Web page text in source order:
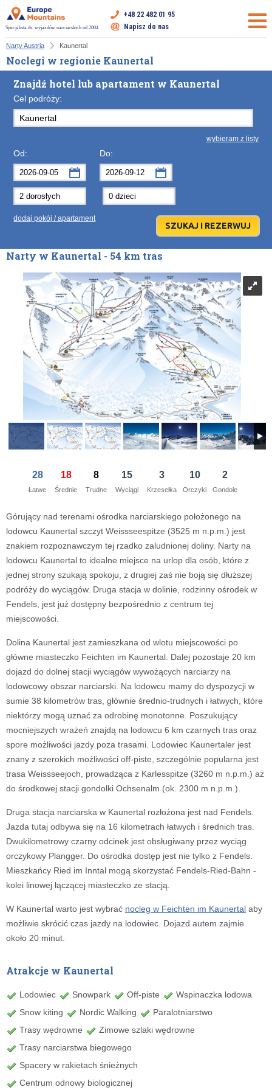
Specjalista ds. wyjazdów narciarskich od 2004
+48 22 482 01 95
Napisz do nas
Narty Austria Kaunertal
Noclegi w regionie Kaunertal
Znajdź hotel lub apartament w Kaunertal
Cel podróży:
wybieram z listy
Od:
wrzesień 2026
Po Wt Śr Cz
31 1 4 5 6
11 12 13
14 15 16 17
21 22 23 24 25 26 27
28 29 30 1 2 3
5 6 7 8 9 10
dziś wyczyść
Do:
Po Wt
1 2 3
8 9 10
14 15
21 22 23 24
28 29 30 1
5 6 7 8
dziś wyczyść
dodaj pokój / apartament
Narty w Kaunertal - 54 km tras
28
Łatwe
18
Średnie
8
Trudne
15
Wyciągi
3
Krzesełka
10
Orczyki
2
Gondole
Górujący nad terenami ośrodka narciarskiego położonego na
lodowcu Kaunertal szczyt Weissseespitze (3525 m n.p.m.) jest
znakiem rozpoznawczym tej rzadko zaludnionej doliny. Narty na
lodowcu Kaunertal to idealne miejsce na urlop dla osób, które z
jednej strony szukają spokoju, z drugiej zaś nie boją się dłuższej
podróży do wyciągów. Druga stacja w dolinie, rodzinny ośrodek w
Fendels, jest już dostępny bezpośrednio z centrum tej
miejscowości.
Dolina Kaunertal jest zamieszkana od wlotu miejscowości po
główne miasteczko Feichten im Kaunertal. Dalej pozostaje 20 km
dojazd do dolnej stacji wyciągów wywożących narciarzy na
lodowcowy obszar narciarski. Na lodowcu mamy do dyspozycji w
sumie 38 kilometrów tras, głównie średnio-trudnych i łatwych, które
niektórzy mogą uznać za odrobinę monotonne. Poszukujący
mocniejszych wrażeń znajdą na lodowcu 6 km czarnych tras oraz
spore możliwości jazdy poza trasami. Lodowiec Kaunertaler jest
znany z szerokich możliwości off-piste, szczególnie popularna jest
trasa Weissseejoch, prowadząca z Karlesspitze (3260 m n.p.m.) aż
do środkowej stacji gondolki Ochsenalm (ok. 2300 m n.p.m.).
Druga stacja narciarska w Kaunertal rozłożona jest nad Fendels.
Jazda tutaj odbywa się na 16 kilometrach łatwych i średnich tras.
Dwukilometrowy czarny odcinek jest obsługiwany przez wyciąg
orczykowy Plangger. Do ośrodka dostęp jest nie tylko z Fendels.
Mieszkańcy Ried im Inntal mogą skorzystać Fendels-Ried-Bahn -
kolei linowej łączącej miasteczko ze stacją.
W Kaunertal warto jest wybrać nocleg w Feichten im Kaunertal aby
możliwie skrócić czas jazdy na lodowiec. Dojazd autem zajmie
około 20 minut.
Atrakcje w Kaunertal
Lodowiec Snowpark Off-piste
Wspinaczka lodowa
Snow kiting
Nordic Walking
Paralotniarstwo
Trasy wędrowne
Zimowe szlaki wędrowne
Trasy narciarstwa biegowego
Spacery w rakietach śnieżnych
Centrum odnowy biologicznej